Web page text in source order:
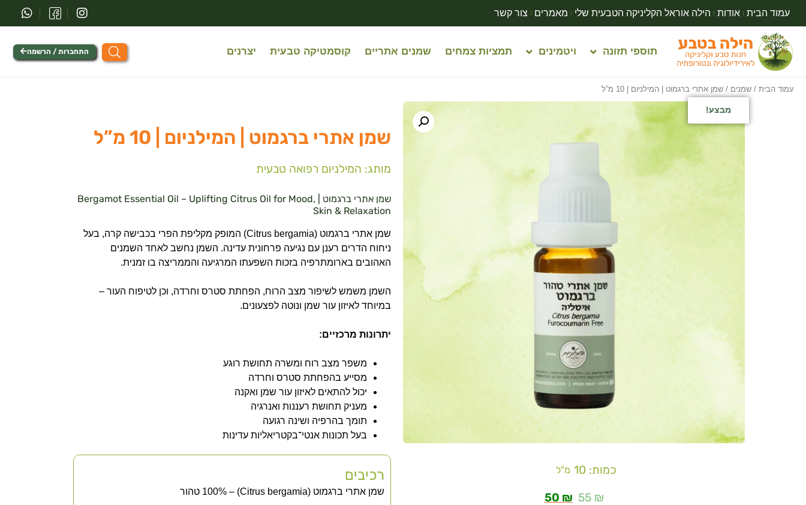
עמוד הבית אודות הילה אוראל הקליניקה הטבעית שלי מאמרים צור קשר
תוספי תזונה ויטמינים תמציות צמחים שמנים אתריים קוסמטיקה טבעית יצרנים התחברות / הרשמה
עמוד הבית / שמנים / שמן אתרי ברגמוט | המילניום | 10 מ”ל
מבצע!
כמות: 10 מ"ל
55 ₪
50 ₪
שמן אתרי ברגמוט | המילניום | 10 מ”ל
מותג: המילניום רפואה טבעית
שמן אתרי ברגמוט | Bergamot Essential Oil – Uplifting Citrus Oil for Mood,
Skin & Relaxation
שמן אתרי ברגמוט (Citrus bergamia) המופק מקליפת הפרי בכבישה קרה, בעל
ניחוח הדרים רענן עם נגיעה פרחונית עדינה. השמן נחשב לאחד השמנים
האהובים בארומתרפיה בזכות השפעתו המרגיעה והממריצה בו זמנית.
השמן משמש לשיפור מצב הרוח, הפחתת סטרס וחרדה, וכן לטיפוח העור –
במיוחד לאיזון עור שמן ונוטה לפצעונים.
יתרונות מרכזיים:
משפר מצב רוח ומשרה תחושת רוגע
מסייע בהפחתת סטרס וחרדה
יכול להתאים לאיזון עור שמן ואקנה
מעניק תחושת רעננות ואנרגיה
תומך בהרפיה ושינה רגועה
בעל תכונות אנטי־בקטריאליות עדינות
רכיבים
שמן אתרי ברגמוט (Citrus bergamia) – 100% טהור